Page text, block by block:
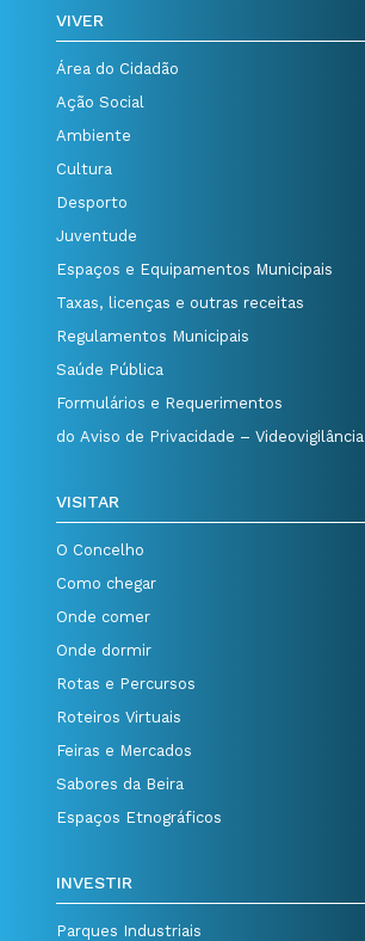
VIVER
Área do Cidadão
Ação Social
Ambiente
Cultura
Desporto
Juventude
Espaços e Equipamentos Municipais
Taxas, licenças e outras receitas
Regulamentos Municipais
Saúde Pública
Formulários e Requerimentos
do Aviso de Privacidade – Videovigilância
VISITAR
O Concelho
Como chegar
Onde comer
Onde dormir
Rotas e Percursos
Roteiros Virtuais
Feiras e Mercados
Sabores da Beira
Espaços Etnográficos
INVESTIR
Parques Industriais